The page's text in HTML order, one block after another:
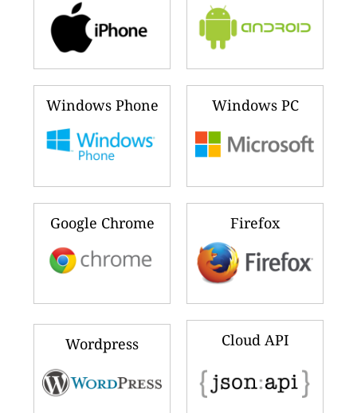
Windows Phone Windows PC
Google Chrome Firefox
Wordpress Cloud API